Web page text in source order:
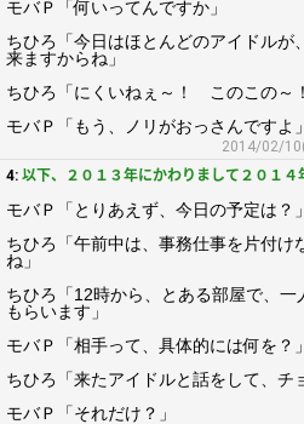
モバＰ「何いってんですか」
ちひろ「今日はほとんどのアイドルが
来ますからね」
ちひろ「にくいねぇ～！ このこの～
モバＰ「もう、ノリがおっさんですよ
2014/02/
4: 以下、２０１３年にかわりまして２０１４
モバＰ「とりあえず、今日の予定は？」
ちひろ「午前中は、事務仕事を片付け
ね」
ちひろ「12時から、とある部屋で、
もらいます」
モバＰ「相手って、具体的には何を？」
ちひろ「来たアイドルと話をして、チ
モバＰ「それだけ？」